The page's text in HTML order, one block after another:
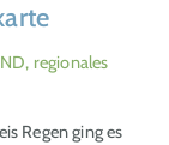
regionales
Regen ging es